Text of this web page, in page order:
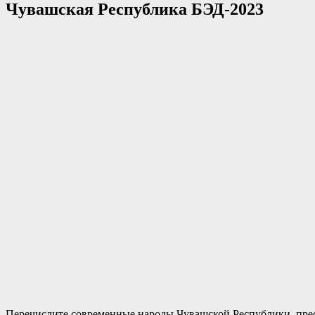
Чувашская Республика БЭД-2023